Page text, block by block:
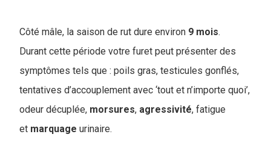
Côté mâle, la saison de rut dure environ 9 mois.
Durant cette période votre furet peut présenter des
symptômes tels que : poils gras, testicules gonflés,
tentatives d’accouplement avec ‘tout et n’importe quoi’,
odeur décuplée, morsures, agressivité, fatigue
et marquage urinaire.